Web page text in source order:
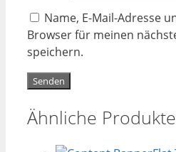
Name, E-Mail-Adresse
Browser für meinen
speichern.
Ähnliche Produkte